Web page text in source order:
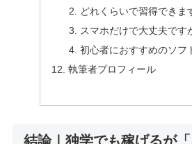
どれくらいで習得できま
スマホだけで大丈夫です
初心者におすすめのソフ
執筆者プロフィール
結論｜独学でも稼げるが